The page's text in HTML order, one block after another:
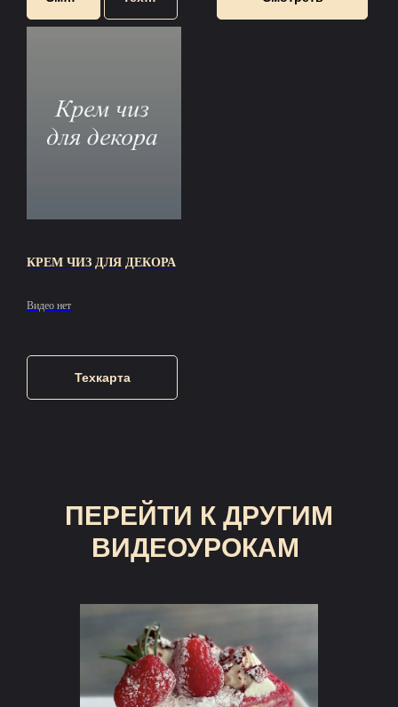
КРЕМ ЧИЗ ДЛЯ ДЕКОРА
Видео нет
Техкарта
ПЕРЕЙТИ К ДРУГИМ
ВИДЕОУРОКАМ